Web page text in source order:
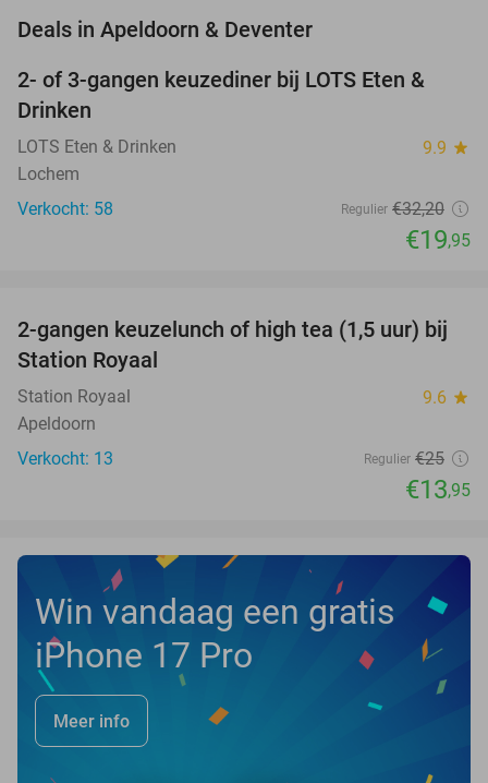
Deals in Apeldoorn & Deventer
38%
TODAY
2- of 3-gangen keuzediner bij LOTS Eten &
Drinken
LOTS Eten & Drinken 9.9 star
Lochem
Verkocht: 58
Regulier €32,20
€19,95
44%
NEW
TODAY
2-gangen keuzelunch of high tea (1,5 uur) bij
Station Royaal
Station Royaal 9.6 star
Apeldoorn
Verkocht: 13
Regulier €25
€13,95
Win vandaag een gratis
iPhone 17 Pro
Meer info